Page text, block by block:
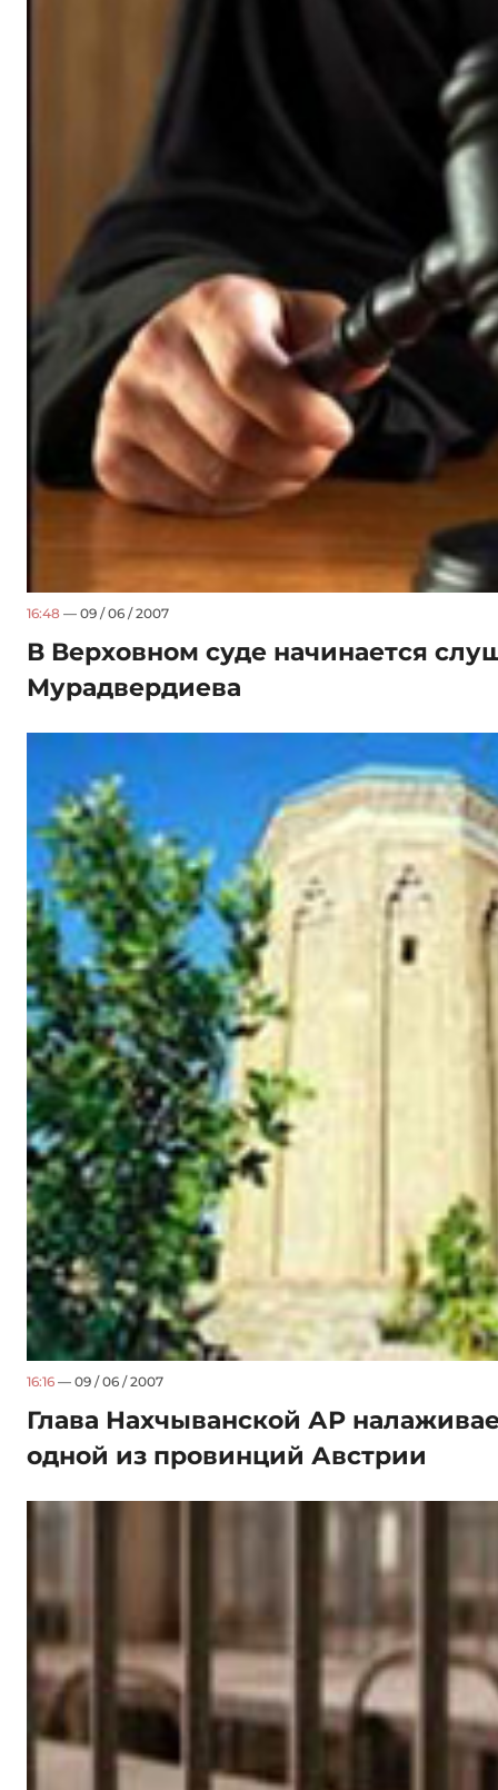
16:48 — 09 / 06 / 2007
В Верховном суде начинается
Мурадвердиева
16:16 — 09 / 06 / 2007
Глава Нахчыванской АР
одной из провинций Австрии